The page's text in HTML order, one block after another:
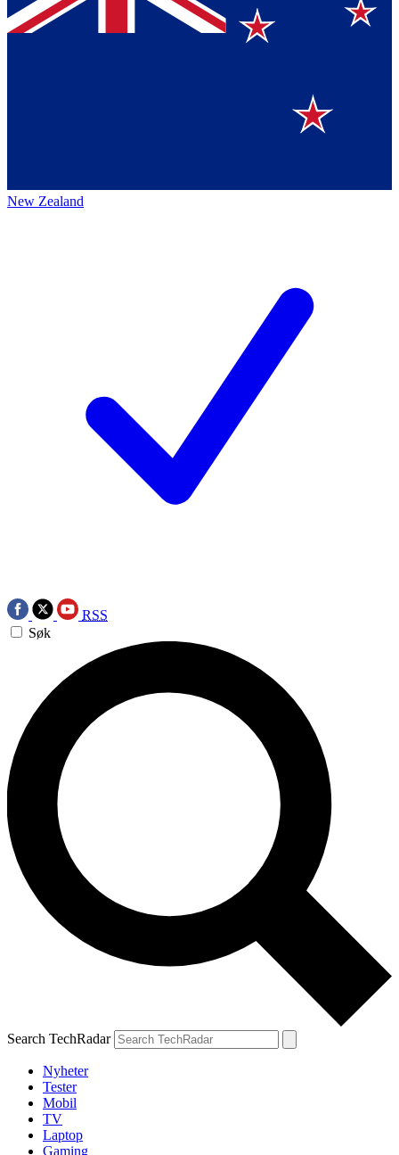
New Zealand
RSS
Søk
Search TechRadar
Nyheter
Tester
Mobil
TV
Laptop
Gaming